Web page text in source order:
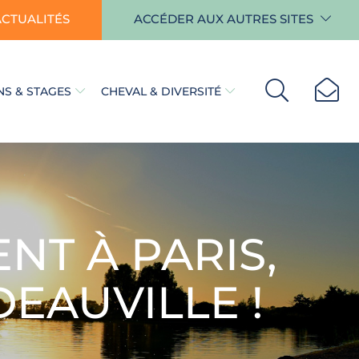
ACCÉDER AUX AUTRES SITES
& STAGES CHEVAL & DIVERSITÉ
À PARIS,
!